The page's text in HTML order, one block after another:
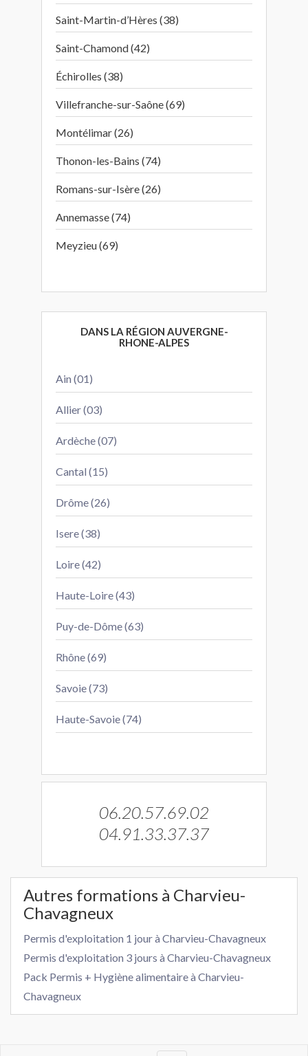
Saint-Martin-d’Hères (38)
Saint-Chamond (42)
Échirolles (38)
Villefranche-sur-Saône (69)
Montélimar (26)
Thonon-les-Bains (74)
Romans-sur-Isère (26)
Annemasse (74)
Meyzieu (69)
DANS LA RÉGION AUVERGNE-
RHONE-ALPES
Ain (01)
Allier (03)
Ardèche (07)
Cantal (15)
Drôme (26)
Isere (38)
Loire (42)
Haute-Loire (43)
Puy-de-Dôme (63)
Rhône (69)
Savoie (73)
Haute-Savoie (74)
06.20.57.69.02
04.91.33.37.37
Autres formations à Charvieu-
Chavagneux
Permis d'exploitation 1 jour à Charvieu-Chavagneux
Permis d'exploitation 3 jours à Charvieu-Chavagneux
Pack Permis + Hygiène alimentaire à Charvieu-
Chavagneux